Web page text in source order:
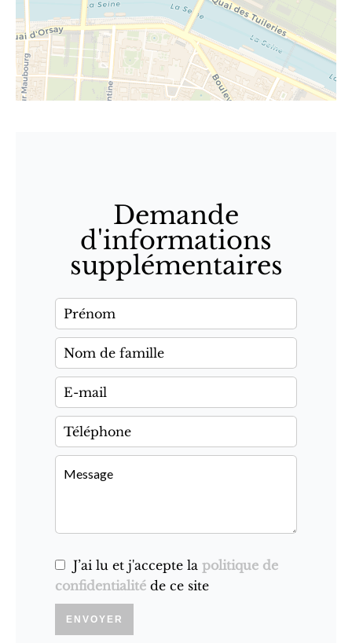
Demande
d'informations
supplémentaires
J’ai lu et j'accepte la politique de
confidentialité de ce site
ENVOYER